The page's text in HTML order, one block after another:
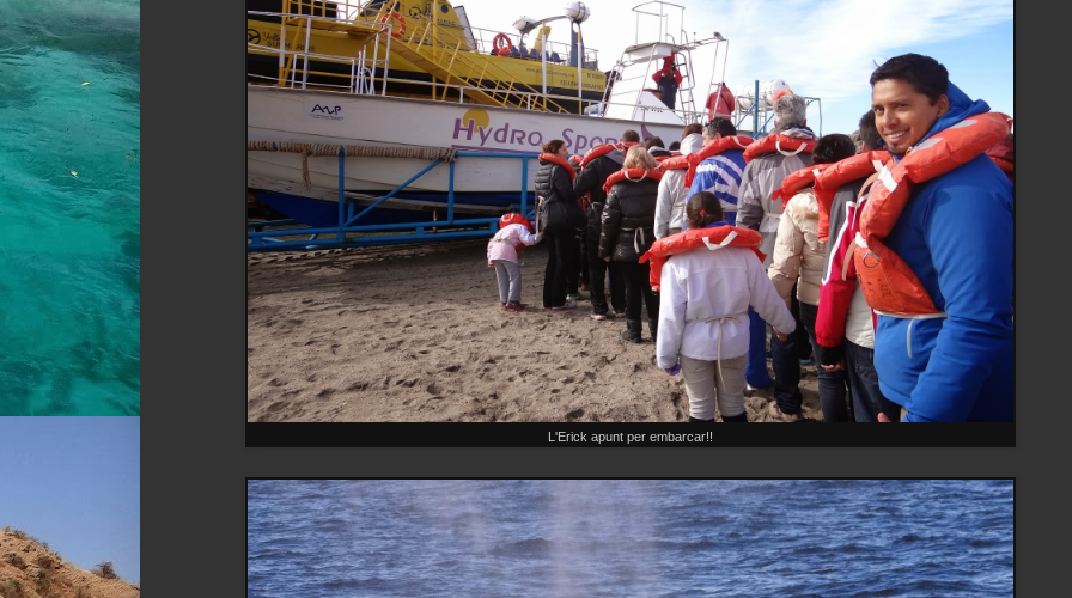
L'Erick apunt per embarcar!!